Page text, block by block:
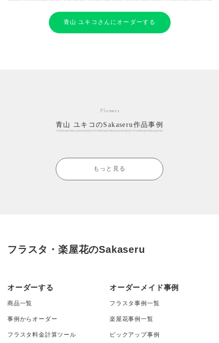
青山 ユキコさんにオーダーする
Flowers
青山 ユキコのSakaseru作品事例
もっと見る
フラスタ・楽屋花のSakaseru
オーダーする
商品一覧
事例からオーダー
フラスタ料金計算ツール
オーダーメイド事例
フラスタ事例一覧
楽屋花事例一覧
ピックアップ事例